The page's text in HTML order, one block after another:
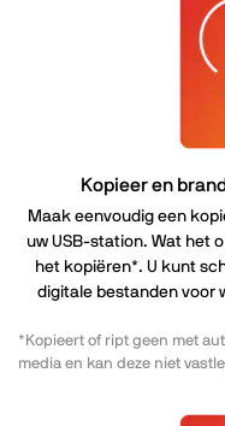
Kopieer en
Maak eenvoudig een
uw USB-station. Wat het
het kopiëren*. U kunt
digitale bestanden voor
*Kopieert of ript geen met
media en kan deze niet